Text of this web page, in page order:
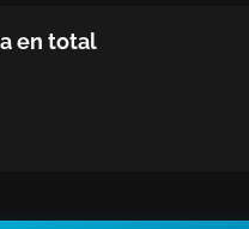
en total